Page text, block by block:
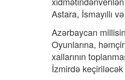
Astara, İsmayıllı
Azərbaycan
Oyunlarına,
xallarının
İzmirdə keçiriləcək